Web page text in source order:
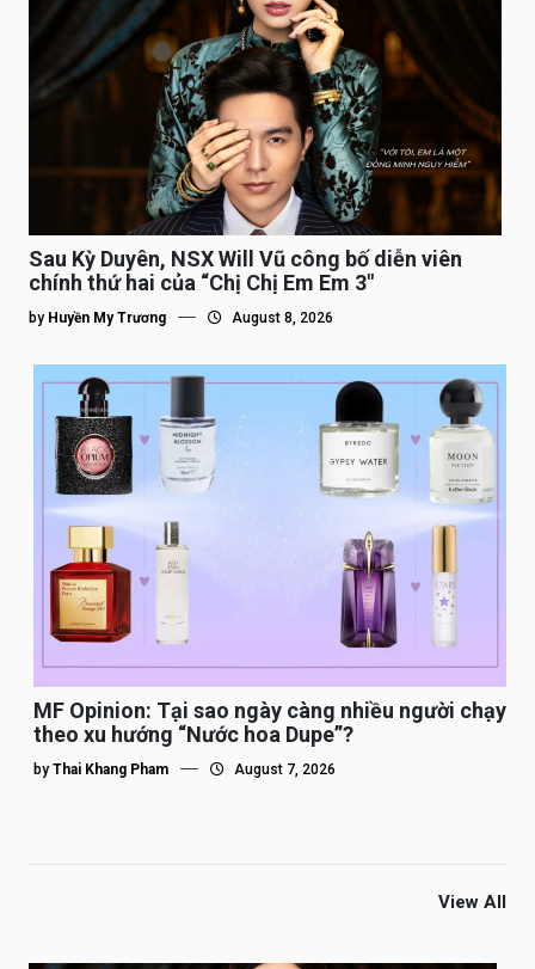
Sau Kỳ Duyên, NSX Will Vũ công bố diễn viên
chính thứ hai của “Chị Chị Em Em 3″
by Huyền My Trương August 8, 2026
MF Opinion: Tại sao ngày càng nhiều người chạy
theo xu hướng “Nước hoa Dupe”?
by Thai Khang Pham August 7, 2026
View All